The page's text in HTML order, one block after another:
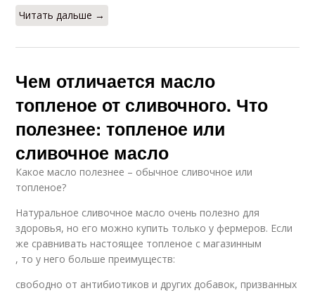
Читать дальше →
Чем отличается масло
топленое от сливочного. Что
полезнее: топленое или
сливочное масло
Какое масло полезнее – обычное сливочное или
топленое?
Натуральное сливочное масло очень полезно для
здоровья, но его можно купить только у фермеров. Если
же сравнивать настоящее топленое с магазинным
, то у него больше преимуществ:
свободно от антибиотиков и других добавок, призванных